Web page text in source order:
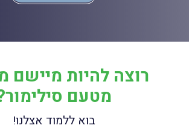
רוצה להיות מיישם
מטעם
בוא ללמוד אצלנו!